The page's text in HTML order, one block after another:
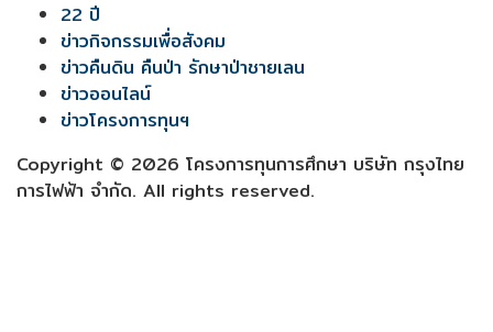
22 ปี
ข่าวกิจกรรมเพื่อสังคม
ข่าวคืนดิน คืนป่า รักษาป่าชายเลน
ข่าวออนไลน์
ข่าวโครงการทุนฯ
Copyright © 2026 โครงการทุนการศึกษา บริษัท กรุงไทย
การไฟฟ้า จำกัด. All rights reserved.